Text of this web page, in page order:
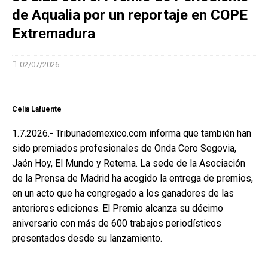
de Aqualia por un reportaje en COPE
Extremadura
02/07/2026
Celia Lafuente
1.7.2026.- Tribunademexico.com informa que también han
sido premiados profesionales de Onda Cero Segovia,
Jaén Hoy, El Mundo y Retema. La sede de la Asociación
de la Prensa de Madrid ha acogido la entrega de premios,
en un acto que ha congregado a los ganadores de las
anteriores ediciones. El Premio alcanza su décimo
aniversario con más de 600 trabajos periodísticos
presentados desde su lanzamiento.